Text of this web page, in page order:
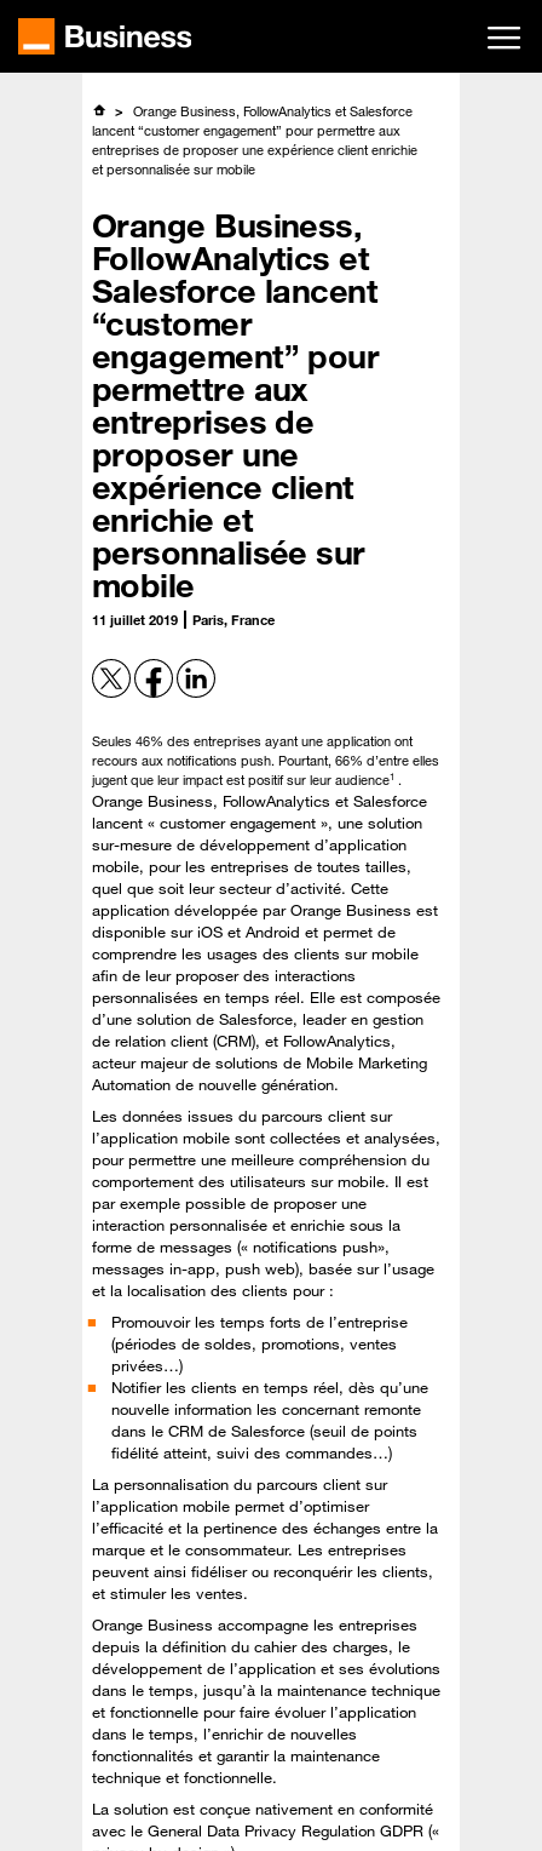
contenu
Orange Business, FollowAnalytics et Salesforce
lancent “customer engagement” pour permettre aux
entreprises de proposer une expérience client enrichie
et personnalisée sur mobile
Orange Business,
FollowAnalytics et
Salesforce lancent
“customer
engagement” pour
permettre aux
entreprises de
proposer une
expérience client
enrichie et
personnalisée sur
mobile
11 juillet 2019 Paris, France
Seules 46% des entreprises ayant une application ont
recours aux notifications push. Pourtant, 66% d’entre elles
jugent que leur impact est positif sur leur audience1 .
Orange Business, FollowAnalytics et Salesforce
lancent « customer engagement », une solution
sur-mesure de développement d’application
mobile, pour les entreprises de toutes tailles,
quel que soit leur secteur d’activité. Cette
application développée par Orange Business est
disponible sur iOS et Android et permet de
comprendre les usages des clients sur mobile
afin de leur proposer des interactions
personnalisées en temps réel. Elle est composée
d’une solution de Salesforce, leader en gestion
de relation client (CRM), et FollowAnalytics,
acteur majeur de solutions de Mobile Marketing
Automation de nouvelle génération.
Les données issues du parcours client sur
l’application mobile sont collectées et analysées,
pour permettre une meilleure compréhension du
comportement des utilisateurs sur mobile. Il est
par exemple possible de proposer une
interaction personnalisée et enrichie sous la
forme de messages (« notifications push»,
messages in-app, push web), basée sur l’usage
et la localisation des clients pour :
Promouvoir les temps forts de l’entreprise
(périodes de soldes, promotions, ventes
privées…)
Notifier les clients en temps réel, dès qu’une
nouvelle information les concernant remonte
dans le CRM de Salesforce (seuil de points
fidélité atteint, suivi des commandes…)
La personnalisation du parcours client sur
l’application mobile permet d’optimiser
l’efficacité et la pertinence des échanges entre la
marque et le consommateur. Les entreprises
peuvent ainsi fidéliser ou reconquérir les clients,
et stimuler les ventes.
Orange Business accompagne les entreprises
depuis la définition du cahier des charges, le
développement de l’application et ses évolutions
dans le temps, jusqu’à la maintenance technique
et fonctionnelle pour faire évoluer l’application
dans le temps, l’enrichir de nouvelles
fonctionnalités et garantir la maintenance
technique et fonctionnelle.
La solution est conçue nativement en conformité
avec le General Data Privacy Regulation GDPR («